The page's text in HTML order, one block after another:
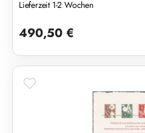
Lieferzeit 1-2 Wochen
490,50 €